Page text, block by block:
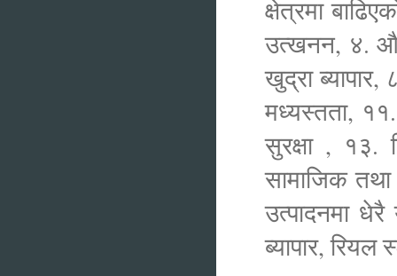
क्षेत्रमा
उत्खनन, ४.
खुद्रा
मध्यस्तता,
सुरक्षा , १३.
सामाजिक
उत्पादनमा
ब्यापार,